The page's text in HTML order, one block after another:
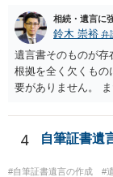
相続・遺言に
鈴木 崇裕 弁
遺言書そのものが存
根拠を全く欠くも
要がありません。
ご回答にもありま
方に対して， ・相
と ・今後一切の連
ようであれば警察へ
4 自筆証書遺
#自筆証書遺言の作成 #